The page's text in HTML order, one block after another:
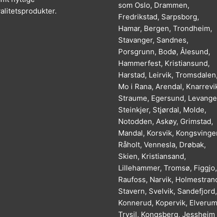
som Oslo, Drammen,
Fredrikstad, Sarpsborg,
Hamar, Bergen, Trondheim,
Stavanger, Sandnes,
Porsgrunn, Bodø, Ålesund,
Hammerfest, Kristiansund,
Harstad, Leirvik, Tromsdalen,
Mo i Rana, Arendal,
Straume, Egersund,
Steinkjer, Stjørdal, Molde,
Notodden, Askøy, Grimstad,
Mandal, Korsvik,
Råholt, Vennesla, Drøbak,
Skien, Kristiansand,
Lillehammer, Tromsø, Figgjo,
Raufoss, Narvik,
Stavern, Svelvik, Sandefjord,
Konnerud, Kopervik,
Trysil, Kongsberg, Jessheim